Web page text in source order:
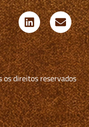
os direitos reservados